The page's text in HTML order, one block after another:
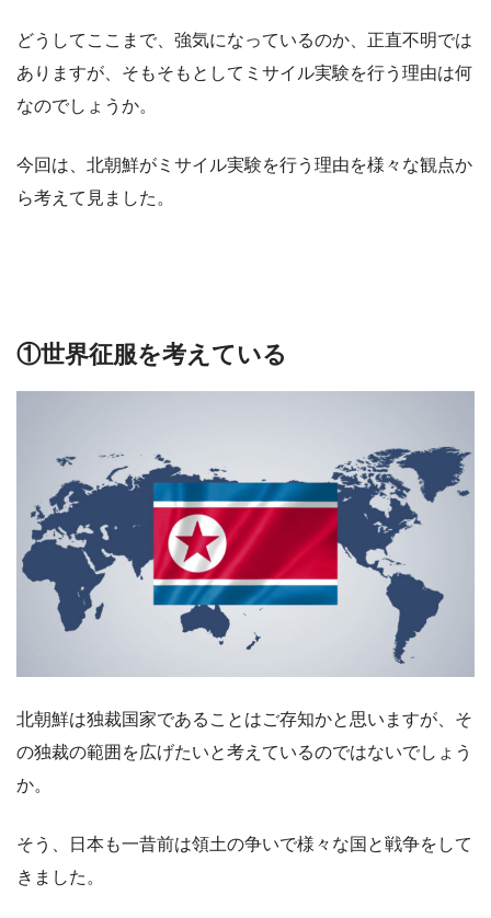
どうしてここまで、強気になっているのか、正直不明では
ありますが、そもそもとしてミサイル実験を行う理由は何
なのでしょうか。
今回は、北朝鮮がミサイル実験を行う理由を様々な観点か
ら考えて見ました。
①世界征服を考えている
北朝鮮は独裁国家であることはご存知かと思いますが、そ
の独裁の範囲を広げたいと考えているのではないでしょう
か。
そう、日本も一昔前は領土の争いで様々な国と戦争をして
きました。